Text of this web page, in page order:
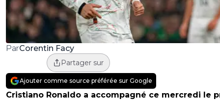
ParCorentin Facy
Partager sur
Ajouter comme source préférée sur Google
Cristiano Ronaldo a accompagné ce mercredi le